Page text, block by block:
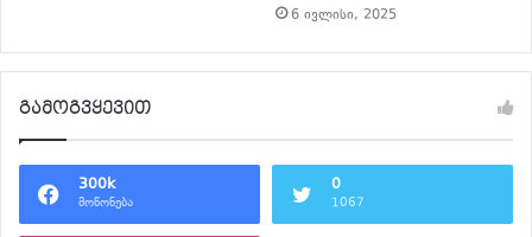
6 ივლისი, 2025
გამოგვყევით
300k
მოწონება
0
1067